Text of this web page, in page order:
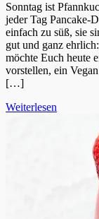
Sonntag ist
jeder Tag Pancake-
einfach zu süß, sie
gut und ganz
möchte Euch heute
vorstellen, ein
[…]
Weiterlesen